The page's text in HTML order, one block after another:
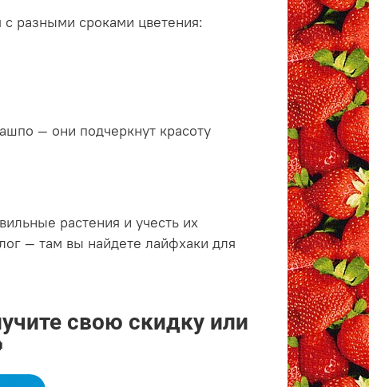
разными сроками цветения:
— они подчеркнут красоту
растения и учесть их
— там вы найдете лайфхаки для
свою скидку или